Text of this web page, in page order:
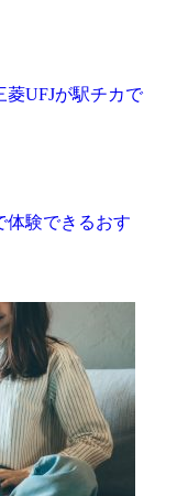
菱UFJが駅チカで
体験できるおす